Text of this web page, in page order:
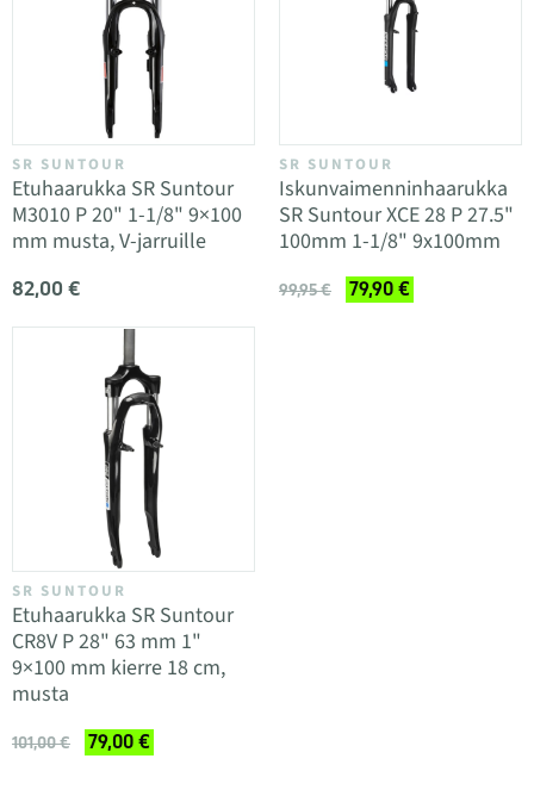
SR SUNTOUR
Etuhaarukka SR Suntour
M3010 P 20" 1-1/8" 9×100
mm musta, V-jarruille
82,00 €
SR SUNTOUR
Iskunvaimenninhaarukka
SR Suntour XCE 28 P 27.5"
100mm 1-1/8" 9x100mm
99,95 € 79,90 €
SR SUNTOUR
Etuhaarukka SR Suntour
CR8V P 28" 63 mm 1"
9×100 mm kierre 18 cm,
musta
101,00 € 79,00 €